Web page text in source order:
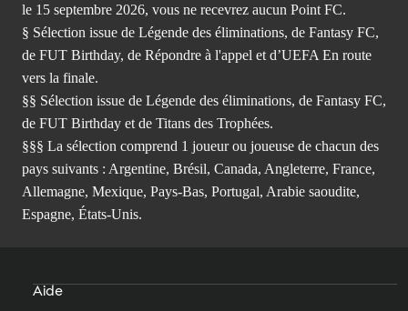
le 15 septembre 2026, vous ne recevrez aucun Point FC.
§ Sélection issue de Légende des éliminations, de Fantasy FC,
de FUT Birthday, de Répondre à l'appel et d’UEFA En route
vers la finale.
§§ Sélection issue de Légende des éliminations, de Fantasy FC,
de FUT Birthday et de Titans des Trophées.
§§§ La sélection comprend 1 joueur ou joueuse de chacun des
pays suivants : Argentine, Brésil, Canada, Angleterre, France,
Allemagne, Mexique, Pays-Bas, Portugal, Arabie saoudite,
Espagne, États-Unis.
Aide